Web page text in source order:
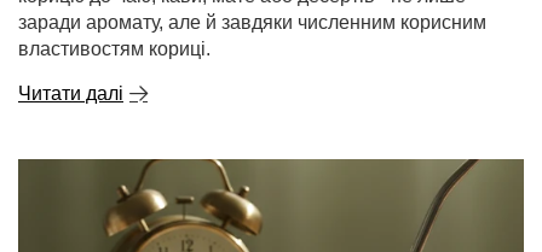
заради аромату, але й завдяки численним корисним
властивостям кориці.
Читати далі